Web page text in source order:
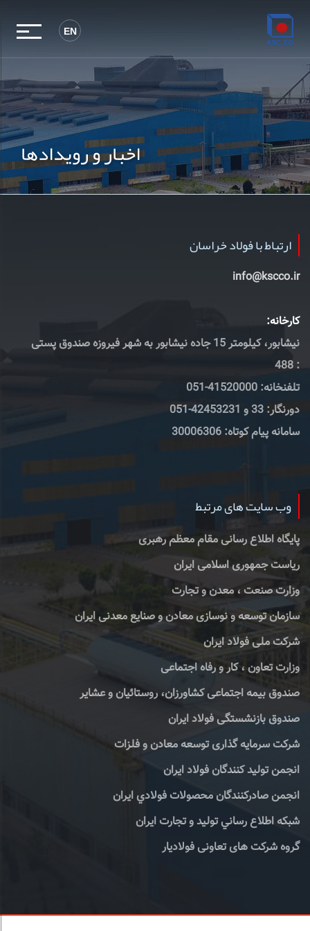
EN
اخبار و رویدادها
ارتباط با فولاد خراسان
info@kscco.ir
کارخانه:
نیشابور، کیلومتر 15 جاده نیشابور به شهر فیروزه صندوق پستی
: 488
تلفنخانه: 41520000-051
دورنگار: 33 و 42453231-051
سامانه پیام کوتاه: 30006306
وب سایت های مرتبط
پایگاه اطلاع رسانی مقام معظم رهبری
ریاست جمهوری اسلامی ایران
وزارت صنعت ، معدن و تجارت
سازمان توسعه و نوسازی معادن و صنایع معدنی ایران
شرکت ملی فولاد ایران
وزارت تعاون ، کار و رفاه اجتماعی
صندوق بیمه اجتماعی کشاورزان، روستائیان و عشایر
صندوق بازنشستگی فولاد ایران
شرکت سرمایه گذاری توسعه معادن و فلزات
انجمن تولید کنندگان فولاد ایران
انجمن صادركنندگان محصولات فولادي ايران
شبكه اطلاع رساني توليد و تجارت ايران
گروه شرکت های تعاونی فولادیار